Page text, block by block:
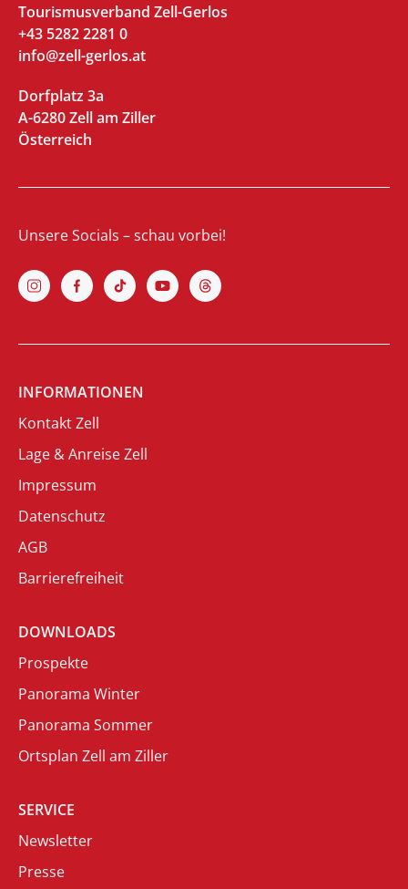
Tourismusverband Zell-Gerlos
+43 5282 2281 0
info@zell-gerlos.at
Dorfplatz 3a
A-6280 Zell am Ziller
Österreich
Unsere Socials – schau vorbei!
INFORMATIONEN
Kontakt Zell
Lage & Anreise Zell
Impressum
Datenschutz
AGB
Barrierefreiheit
DOWNLOADS
Prospekte
Panorama Winter
Panorama Sommer
Ortsplan Zell am Ziller
SERVICE
Newsletter
Presse